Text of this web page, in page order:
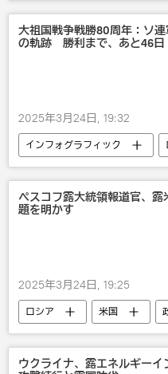
大祖国戦争戦勝80周年：ソ
の軌跡 勝利まで、あと46日
2025年3月24日, 19:32
インフォグラフィック
ペスコフ露大統領報道官、露
題を明かす
2025年3月24日, 19:25
ロシア 米国
ウラジーミル・プーチン
ドミトリー・ペスコフ
ウクライナ、露エネルギーイ